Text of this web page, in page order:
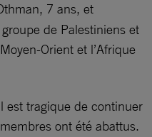
7 ans, et
de Palestiniens et
Orient et l’Afrique
est tragique de continuer
ont été abattus.